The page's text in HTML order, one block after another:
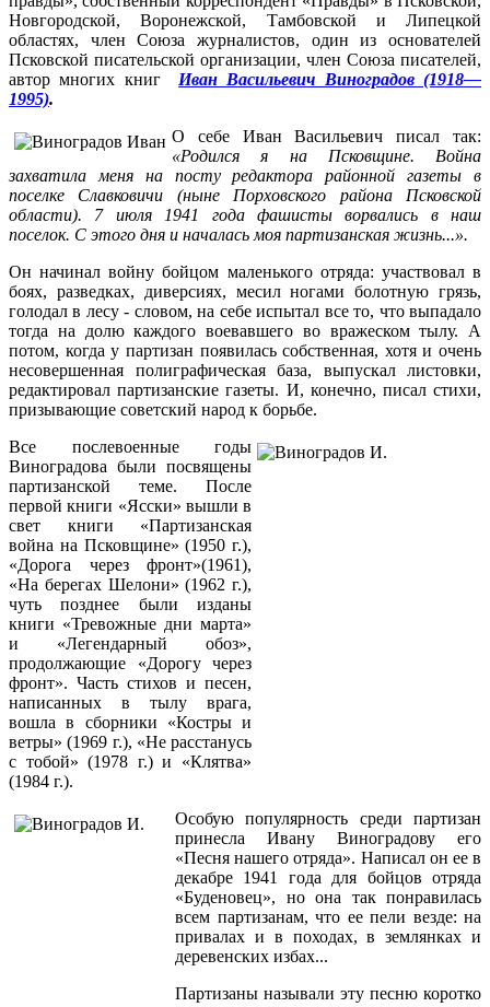
Новгородской, Воронежской, Тамбовской и Липецкой
областях, член Союза журналистов, один из основателей
Псковской писательской организации, член Союза писателей,
автор многих книг
Иван Васильевич Виноградов (1918—
1995).
О себе Иван Васильевич писал так:
«Родился я на Псковщине. Война
захватила меня на посту редактора районной газеты в
поселке Славковичи (ныне Порховского района Псковской
области). 7 июля 1941 года фашисты ворвались в наш
поселок. С этого дня и началась моя партизанская жизнь...».
Он начинал войну бойцом маленького отряда: участвовал в
боях, разведках, диверсиях, месил ногами болотную грязь,
голодал в лесу - словом, на себе испытал все то, что выпадало
тогда на долю каждого воевавшего во вражеском тылу. А
потом, когда у партизан появилась собственная, хотя и очень
несовершенная полиграфическая база, выпускал листовки,
редактировал партизанские газеты. И, конечно, писал стихи,
призывающие советский народ к борьбе.
Все послевоенные годы
Виноградова были посвящены
партизанской теме. После
первой книги «Ясски» вышли в
свет книги «Партизанская
война на Псковщине» (1950 г.),
«Дорога через фронт»(1961),
«На берегах Шелони» (1962 г.),
чуть позднее были изданы
книги «Тревожные дни марта»
и «Легендарный обоз»,
продолжающие «Дорогу через
фронт». Часть стихов и песен,
написанных в тылу врага,
вошла в сборники «Костры и
ветры» (1969 г.), «Не расстанусь
с тобой» (1978 г.) и «Клятва»
(1984 г.).
Особую популярность среди партизан
принесла Ивану Виноградову его
«Песня нашего отряда». Написал он ее в
декабре 1941 года для бойцов отряда
«Буденовец», но она так понравилась
всем партизанам, что ее пели везде: на
привалах и в походах, в землянках и
деревенских избах...
Партизаны называли эту песню коротко